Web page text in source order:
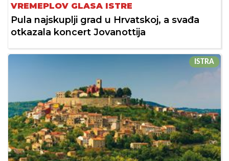
VREMEPLOV GLASA ISTRE
Pula najskuplji grad u Hrvatskoj, a svađa
otkazala koncert Jovanottija
ISTRA